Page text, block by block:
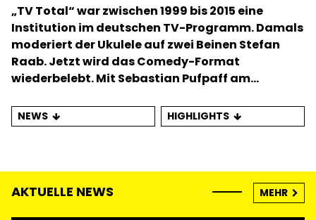
„TV Total“ war zwischen 1999 bis 2015 eine
Institution im deutschen TV-Programm. Damals
moderiert der Ukulele auf zwei Beinen Stefan
Raab. Jetzt wird das Comedy-Format
wiederbelebt. Mit Sebastian Pufpaff am
NEWS HIGHLIGHTS
AKTUELLE NEWS MEHR